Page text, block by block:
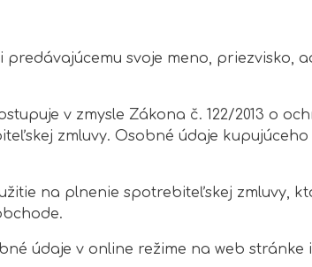
svoje meno, priezvisko,
v zmysle Zákona č. 122/2013 o
zmluvy. Osobné údaje
na plnenie spotrebiteľskej zmluvy,
údaje v online režime na web